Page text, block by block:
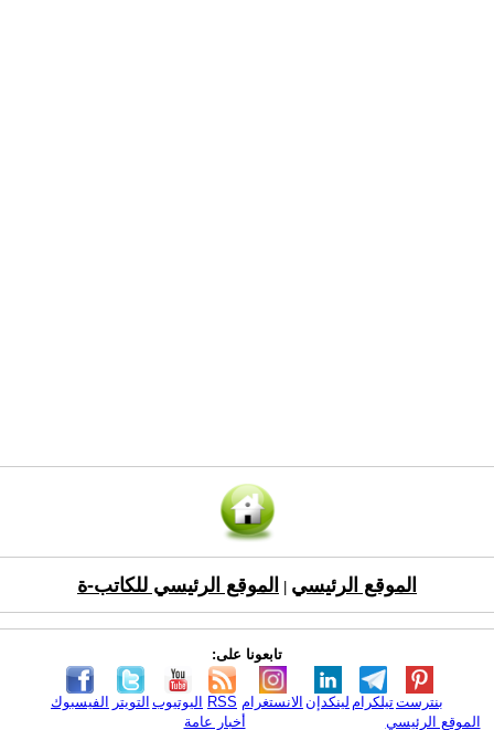
الموقع الرئيسي الموقع الرئيسي للكاتب-ة
تابعونا على:
الفيسبوك التويتر اليوتيوب RSS الانستغرام لينكدإن تيلكرامبنترست
الموقع الرئيسي
أخبار عامة